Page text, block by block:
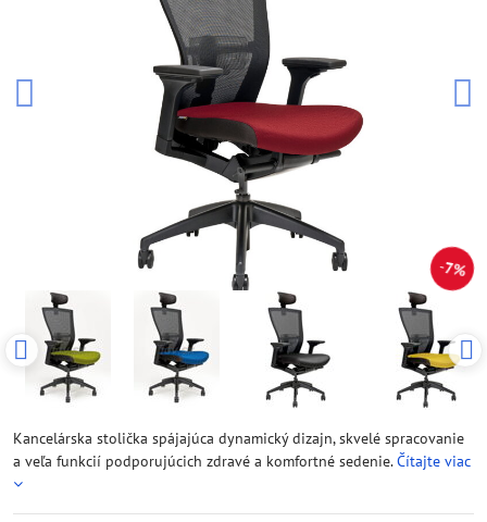
7%
Kancelárska stolička spájajúca dynamický dizajn, skvelé spracovanie
a veľa funkcií podporujúcich zdravé a komfortné sedenie.Čítajte viac